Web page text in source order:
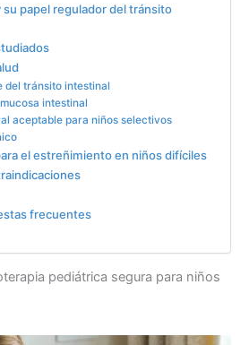
su papel regulador del tránsito
del tránsito intestinal
intestinal
aceptable para niños selectivos
el estreñimiento en niños difíciles
frecuentes
pediátrica segura para niños